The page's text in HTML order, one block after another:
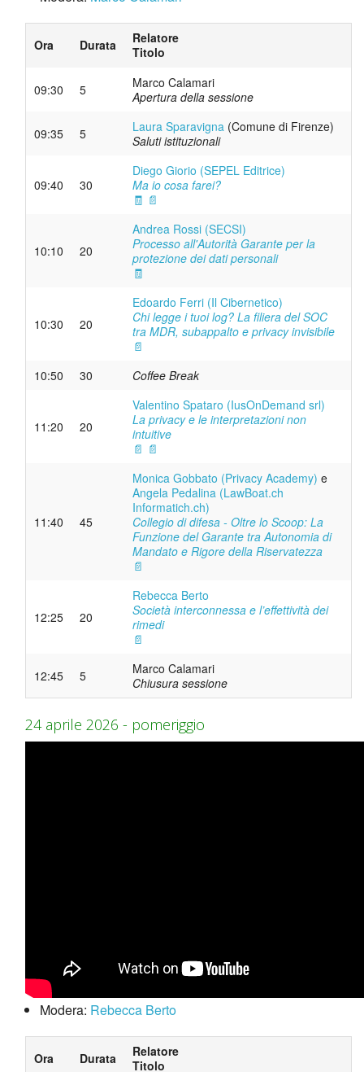
Ora Durata
Relatore
Titolo
09:30 5
Marco Calamari
Apertura della sessione
09:35 5 Laura Sparavigna (Comune di Firenze)
Saluti istituzionali
09:40 30
Diego Giorio (SEPEL Editrice)
Ma io cosa farei?
🧾 📄
10:10 20
Andrea Rossi (SECSI)
Processo all'Autorità Garante per la
protezione dei dati personali
🧾
10:30 20
Edoardo Ferri (Il Cibernetico)
Chi legge i tuoi log? La filiera del SOC
tra MDR, subappalto e privacy invisibile
📄
10:50
30 Coffee Break
11:20 20
Valentino Spataro (IusOnDemand srl)
La privacy e le interpretazioni non
intuitive
📄 📄
11:40 45
Monica Gobbato (Privacy Academy) e
Angela Pedalina (LawBoat.ch
Informatich.ch)
Collegio di difesa - Oltre lo Scoop: La
Funzione del Garante tra Autonomia di
Mandato e Rigore della Riservatezza
📄
12:25 20
Rebecca Berto
Società interconnessa e l’effettività dei
rimedi
📄
12:45 5
Marco Calamari
Chiusura sessione
24 aprile 2026 - pomeriggio
Modera: Rebecca Berto
Ora Durata
Relatore
Titolo